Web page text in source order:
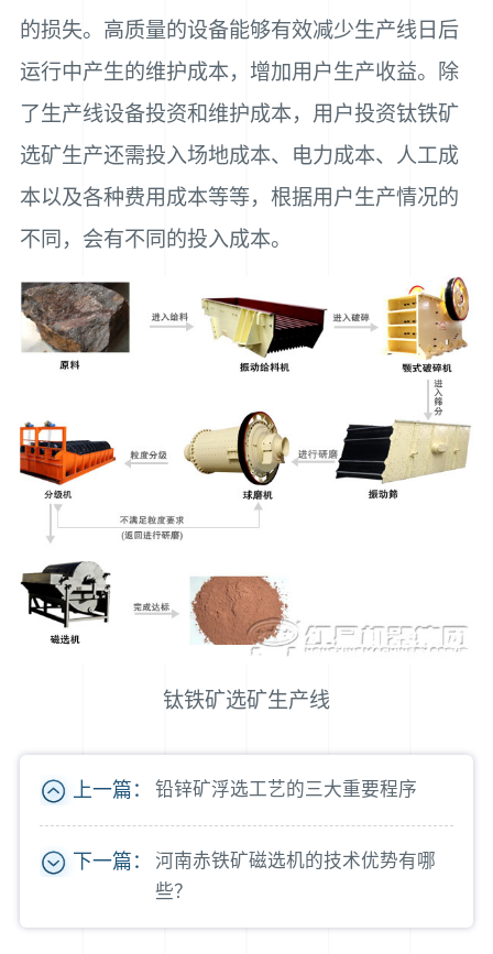
的损失。高质量的设备能够有效减少生产线日后
运行中产生的维护成本，增加用户生产收益。除
了生产线设备投资和维护成本，用户投资钛铁矿
选矿生产还需投入场地成本、电力成本、人工成
本以及各种费用成本等等，根据用户生产情况的
不同，会有不同的投入成本。
钛铁矿选矿生产线
上一篇： 铅锌矿浮选工艺的三大重要程序
下一篇：
河南赤铁矿磁选机的技术优势有哪
些？